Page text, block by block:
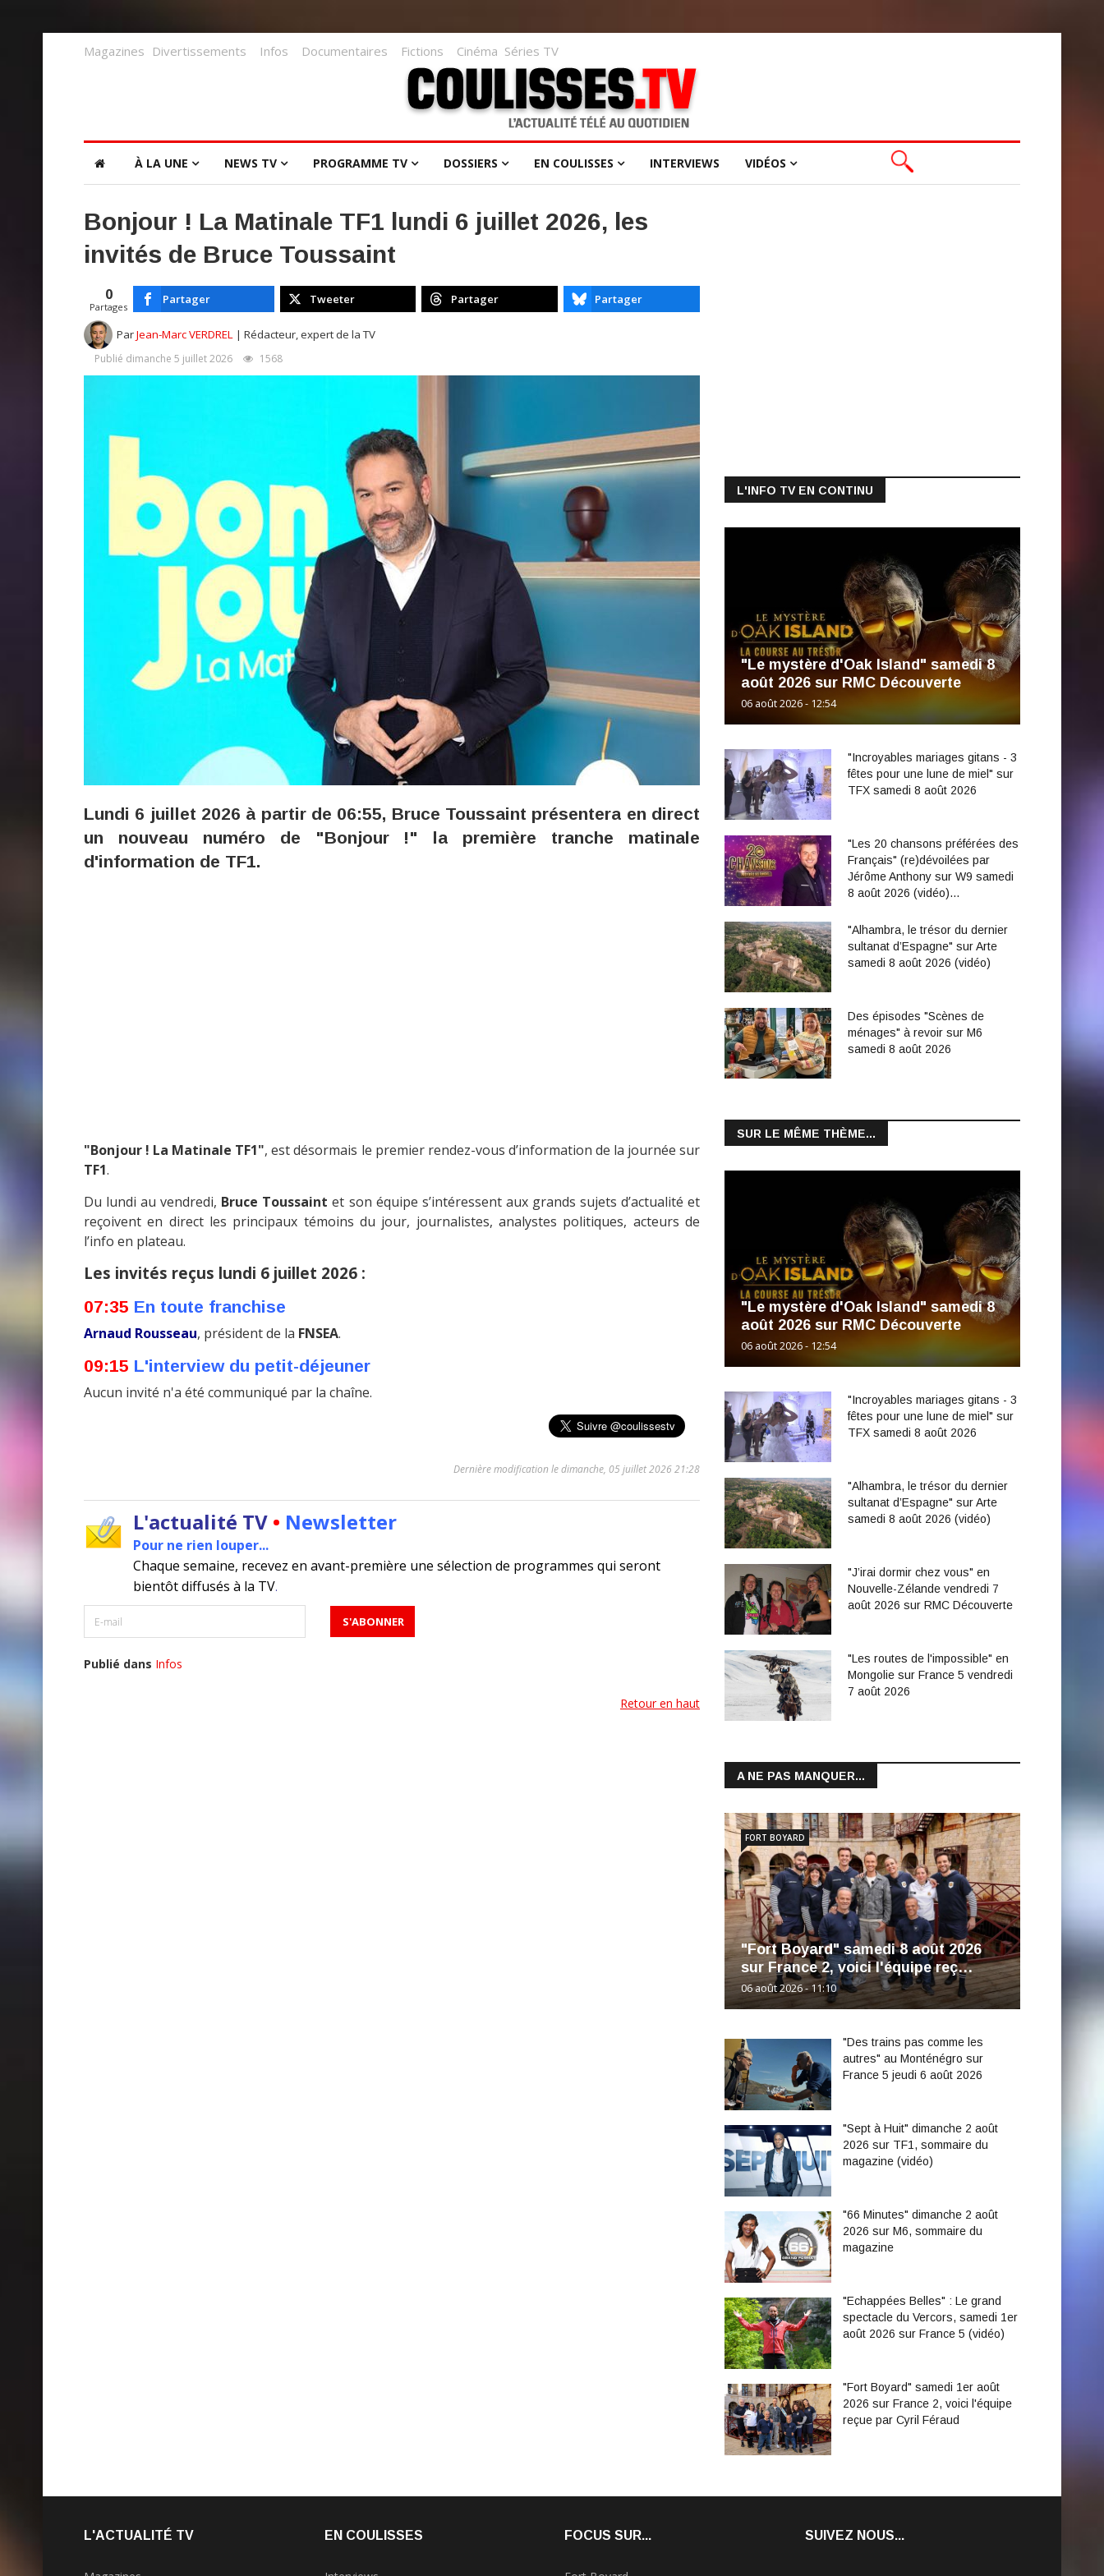
Magazines Divertissements Infos Documentaires Fictions Cinéma Séries TV
À LA UNE NEWS TV PROGRAMME TV DOSSIERS EN COULISSES INTERVIEWS VIDÉOS
Bonjour ! La Matinale TF1 lundi 6 juillet 2026, les
invités de Bruce Toussaint
0
Partages
Partager Tweeter Partager Partager
ParJean-Marc VERDREL | Rédacteur, expert de la TV
Publié dimanche 5 juillet 2026 1568
Lundi 6 juillet 2026 à partir de 06:55, Bruce Toussaint présentera en direct
un nouveau numéro de "Bonjour !" la première tranche matinale
d'information de TF1.
"Bonjour ! La Matinale TF1", est désormais le premier rendez-vous d’information de la journée sur
TF1.
Du lundi au vendredi, Bruce Toussaint et son équipe s’intéressent aux grands sujets d’actualité et
reçoivent en direct les principaux témoins du jour, journalistes, analystes politiques, acteurs de
l’info en plateau.
Les invités reçus lundi 6 juillet 2026 :
07:35 En toute franchise
Arnaud Rousseau, président de la FNSEA.
09:15 L'interview du petit-déjeuner
Aucun invité n'a été communiqué par la chaîne.
Dernière modification le dimanche, 05 juillet 2026 21:28
L'actualité TV • Newsletter
Pour ne rien louper...
Chaque semaine, recevez en avant-première une sélection de programmes qui seront
bientôt diffusés à la TV.
Publié dans Infos
Retour en haut
L'INFO TV EN CONTINU
"Le mystère d'Oak Island" samedi 8
août 2026 sur RMC Découverte
06 août 2026 - 12:54
"Incroyables mariages gitans - 3
fêtes pour une lune de miel" sur
TFX samedi 8 août 2026
"Les 20 chansons préférées des
Français" (re)dévoilées par
Jérôme Anthony sur W9 samedi
8 août 2026 (vidéo)…
"Alhambra, le trésor du dernier
sultanat d’Espagne" sur Arte
samedi 8 août 2026 (vidéo)
Des épisodes "Scènes de
ménages" à revoir sur M6
samedi 8 août 2026
SUR LE MÊME THÈME...
"Le mystère d'Oak Island" samedi 8
août 2026 sur RMC Découverte
06 août 2026 - 12:54
"Incroyables mariages gitans - 3
fêtes pour une lune de miel" sur
TFX samedi 8 août 2026
"Alhambra, le trésor du dernier
sultanat d’Espagne" sur Arte
samedi 8 août 2026 (vidéo)
"J’irai dormir chez vous" en
Nouvelle-Zélande vendredi 7
août 2026 sur RMC Découverte
"Les routes de l'impossible" en
Mongolie sur France 5 vendredi
7 août 2026
A NE PAS MANQUER...
"Fort Boyard" samedi 8 août 2026
sur France 2, voici l'équipe reç…
06 août 2026 - 11:10
FORT BOYARD
"Des trains pas comme les
autres" au Monténégro sur
France 5 jeudi 6 août 2026
"Sept à Huit" dimanche 2 août
2026 sur TF1, sommaire du
magazine (vidéo)
"66 Minutes" dimanche 2 août
2026 sur M6, sommaire du
magazine
"Echappées Belles" : Le grand
spectacle du Vercors, samedi 1er
août 2026 sur France 5 (vidéo)
"Fort Boyard" samedi 1er août
2026 sur France 2, voici l'équipe
reçue par Cyril Féraud
L'ACTUALITÉ TV EN COULISSES FOCUS SUR... SUIVEZ NOUS...